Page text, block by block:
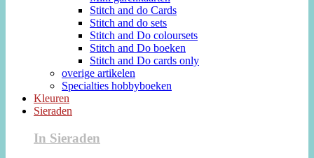
Stitch and do Cards
Stitch and do sets
Stitch and Do coloursets
Stitch and Do boeken
Stitch and Do cards only
overige artikelen
Specialties hobbyboeken
Kleuren
Sieraden
In Sieraden